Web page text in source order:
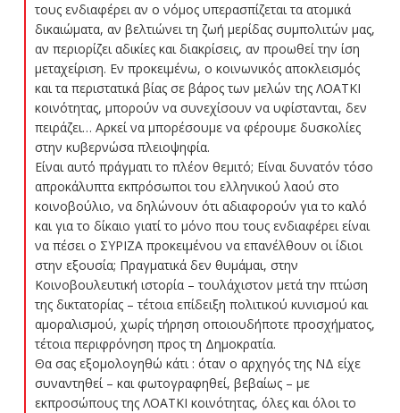
τους ενδιαφέρει αν ο νόμος υπερασπίζεται τα ατομικά
δικαιώματα, αν βελτιώνει τη ζωή μερίδας συμπολιτών μας,
αν περιορίζει αδικίες και διακρίσεις, αν προωθεί την ίση
μεταχείριση. Εν προκειμένω, ο κοινωνικός αποκλεισμός
και τα περιστατικά βίας σε βάρος των μελών της ΛΟΑΤΚΙ
κοινότητας, μπορούν να συνεχίσουν να υφίστανται, δεν
πειράζει… Αρκεί να μπορέσουμε να φέρουμε δυσκολίες
στην κυβερνώσα πλειοψηφία.
Είναι αυτό πράγματι το πλέον θεμιτό; Είναι δυνατόν τόσο
απροκάλυπτα εκπρόσωποι του ελληνικού λαού στο
κοινοβούλιο, να δηλώνουν ότι αδιαφορούν για το καλό
και για το δίκαιο γιατί το μόνο που τους ενδιαφέρει είναι
να πέσει ο ΣΥΡΙΖΑ προκειμένου να επανέλθουν οι ίδιοι
στην εξουσία; Πραγματικά δεν θυμάμαι, στην
Κοινοβουλευτική ιστορία – τουλάχιστον μετά την πτώση
της δικτατορίας – τέτοια επίδειξη πολιτικού κυνισμού και
αμοραλισμού, χωρίς τήρηση οποιουδήποτε προσχήματος,
τέτοια περιφρόνηση προς τη Δημοκρατία.
Θα σας εξομολογηθώ κάτι : όταν ο αρχηγός της ΝΔ είχε
συναντηθεί – και φωτογραφηθεί, βεβαίως – με
εκπροσώπους της ΛΟΑΤΚΙ κοινότητας, όλες και όλοι το